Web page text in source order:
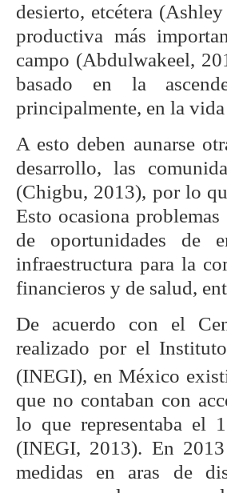
desierto, etcétera
productiva más
campo (Abdulwakeel,
basado en la
principalmente, en la
A esto deben aunarse
desarrollo, las
(Chigbu, 2013), por lo
Esto ocasiona
de oportunidades de
infraestructura para la
financieros y de salud,
De acuerdo con el
realizado por el
(INEGI), en México
que no contaban con
lo que representaba el
(INEGI, 2013). En
medidas en aras de